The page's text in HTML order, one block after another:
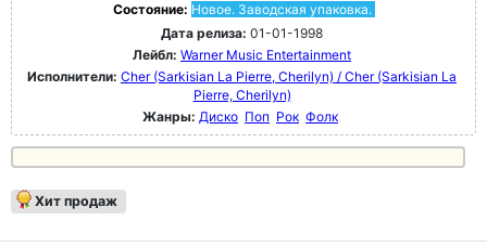
Состояние: Новое. Заводская упаковка.
Дата релиза: 01-01-1998
Лейбл: Warner Music Entertainment
Исполнители: Cher (Sarkisian La Pierre, Cherilyn) / Cher (Sarkisian La
Pierre, Cherilyn)
Жанры: Диско Поп Рок Фолк
Хит продаж